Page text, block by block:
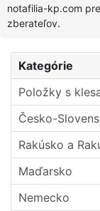
Kategórie
Položky s
Česko-
Rakúsko a
Maďarsko
Nemecko
notafilia-kp.com
zberateľov.